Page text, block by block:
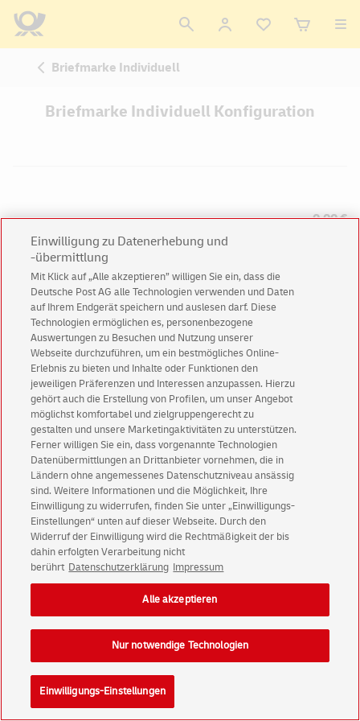
Briefmarke Individuell
Briefmarke Individuell Konfiguration
0,00 €
Der Vorgang
wird bearbeitet.
© Sun Aug 09 19:13:39 CEST 2026 Deutsche Post AG
Impressum
Datenschutz
Einwilligungs-Einstellungen
Rechtliche Hinweise
Barrierefreiheit
Konzern Karriere Presse Investoren
Einwilligung zu Datenerhebung und
-übermittlung
Mit Klick auf „Alle akzeptieren” willigen Sie ein, dass die
Deutsche Post AG alle Technologien verwenden und Daten
auf Ihrem Endgerät speichern und auslesen darf. Diese
Technologien ermöglichen es, personenbezogene
Auswertungen zu Besuchen und Nutzung unserer
Webseite durchzuführen, um ein bestmögliches Online-
Erlebnis zu bieten und Inhalte oder Funktionen den
jeweiligen Präferenzen und Interessen anzupassen. Hierzu
gehört auch die Erstellung von Profilen, um unser Angebot
möglichst komfortabel und zielgruppengerecht zu
gestalten und unsere Marketingaktivitäten zu unterstützen.
Ferner willigen Sie ein, dass vorgenannte Technologien
Datenübermittlungen an Drittanbieter vornehmen, die in
Ländern ohne angemessenes Datenschutzniveau ansässig
sind. Weitere Informationen und die Möglichkeit, Ihre
Einwilligung zu widerrufen, finden Sie unter „Einwilligungs-
Einstellungen“ unten auf dieser Webseite. Durch den
Widerruf der Einwilligung wird die Rechtmäßigkeit der bis
dahin erfolgten Verarbeitung nicht
berührt Datenschutzerklärung Impressum
Einwilligungs-Einstellungen
Nur notwendige Technologien
Alle akzeptieren